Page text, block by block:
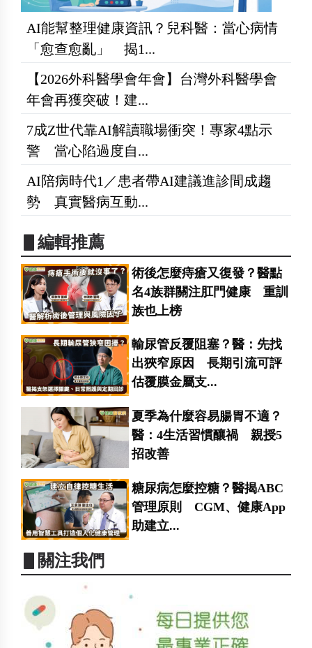
AI能幫整理健康資訊？兒科醫：當心病情
「愈查愈亂」 揭1...
【2026外科醫學會年會】台灣外科醫學會
年會再獲突破！建...
7成Z世代靠AI解讀職場衝突！專家4點示
警 當心陷過度自...
AI陪病時代1／患者帶AI建議進診間成趨
勢 真實醫病互動...
▋編輯推薦
術後怎麼痔瘡又復發？醫點
名4族群關注肛門健康 重訓
族也上榜
輸尿管反覆阻塞？醫：先找
出狹窄原因 長期引流可評
估覆膜金屬支...
夏季為什麼容易腸胃不適？
醫：4生活習慣釀禍 親授5
招改善
糖尿病怎麼控糖？醫揭ABC
管理原則 CGM、健康App
助建立...
▋關注我們